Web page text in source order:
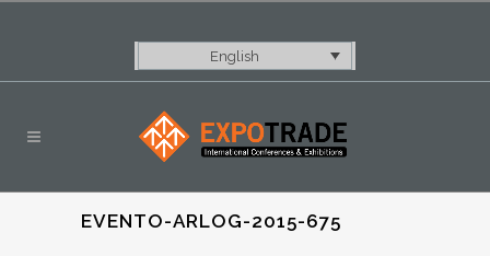
English
EVENTO-ARLOG-2015-675